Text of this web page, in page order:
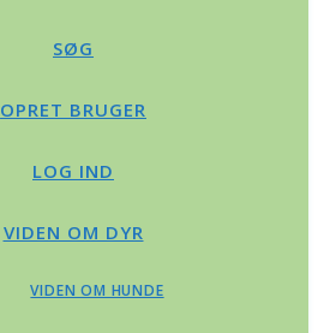
SØG
OPRET BRUGER
LOG IND
VIDEN OM DYR
VIDEN OM HUNDE